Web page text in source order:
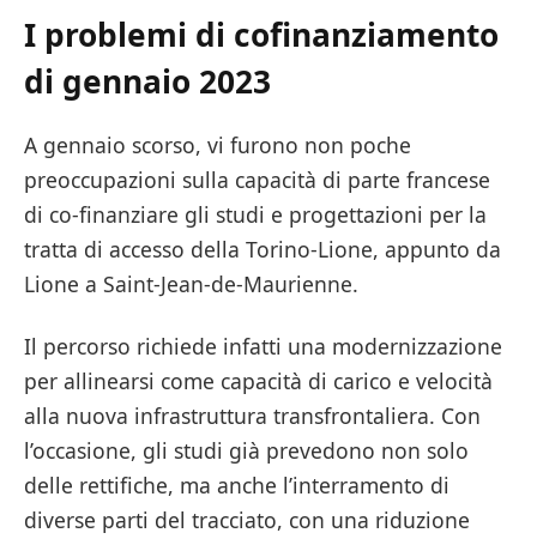
I problemi di cofinanziamento
di gennaio 2023
A gennaio scorso, vi furono non poche
preoccupazioni sulla capacità di parte francese
di co-finanziare gli studi e progettazioni per la
tratta di accesso della Torino-Lione, appunto da
Lione a Saint-Jean-de-Maurienne.
Il percorso richiede infatti una modernizzazione
per allinearsi come capacità di carico e velocità
alla nuova infrastruttura transfrontaliera. Con
l’occasione, gli studi già prevedono non solo
delle rettifiche, ma anche l’interramento di
diverse parti del tracciato, con una riduzione